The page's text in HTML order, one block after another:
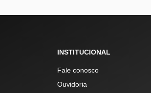
INSTITUCIONAL
Fale conosco
Ouvidoria